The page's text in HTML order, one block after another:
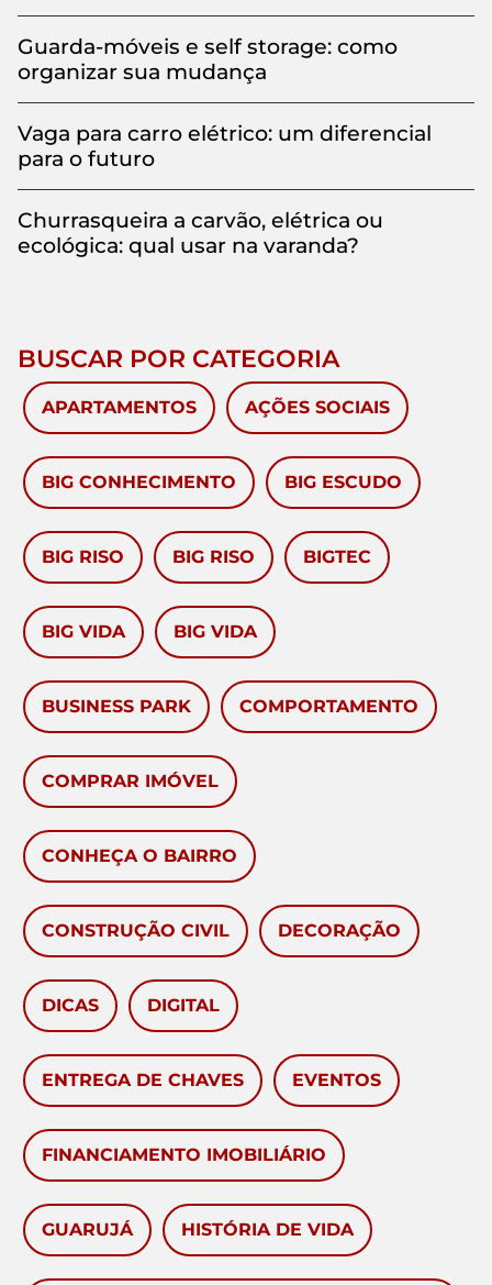
Guarda-móveis e self storage: como
organizar sua mudança
Vaga para carro elétrico: um diferencial
para o futuro
Churrasqueira a carvão, elétrica ou
ecológica: qual usar na varanda?
BUSCAR POR CATEGORIA
APARTAMENTOS AÇÕES SOCIAIS
BIG CONHECIMENTO BIG ESCUDO
BIG RISO BIG RISO BIGTEC
BIG VIDA BIG VIDA
BUSINESS PARK COMPORTAMENTO
COMPRAR IMÓVEL
CONHEÇA O BAIRRO
CONSTRUÇÃO CIVIL DECORAÇÃO
DICAS DIGITAL
ENTREGA DE CHAVES EVENTOS
FINANCIAMENTO IMOBILIÁRIO
GUARUJÁ HISTÓRIA DE VIDA